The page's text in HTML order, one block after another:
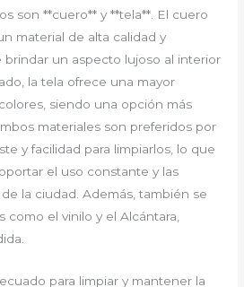
son **cuero** y **tela**. El cuero
material de alta calidad y
brindar un aspecto lujoso al interior
la tela ofrece una mayor
siendo una opción más
materiales son preferidos por
y facilidad para limpiarlos, lo que
el uso constante y las
la ciudad. Además, también se
como el vinilo y el Alcántara,
para limpiar y mantener la